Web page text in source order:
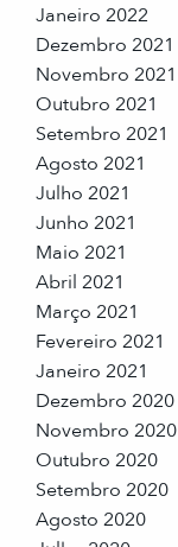
Janeiro 2022
Dezembro 2021
Novembro 2021
Outubro 2021
Setembro 2021
Agosto 2021
Julho 2021
Junho 2021
Maio 2021
Abril 2021
Março 2021
Fevereiro 2021
Janeiro 2021
Dezembro 2020
Novembro 2020
Outubro 2020
Setembro 2020
Agosto 2020